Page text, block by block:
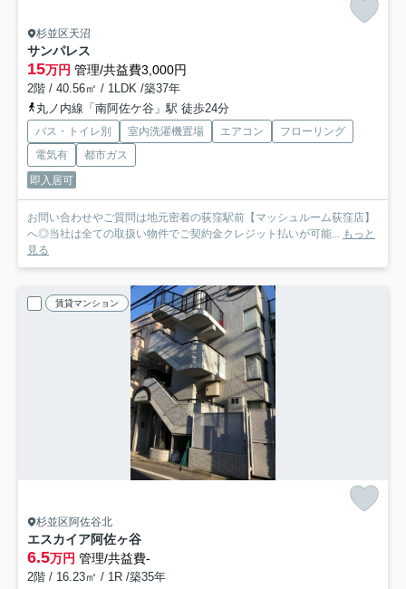
杉並区天沼
サンパレス
15万円 管理/共益費3,000円
2階 / 40.56㎡ / 1LDK /築37年
丸ノ内線「南阿佐ケ谷」駅 徒歩24分
バス・トイレ別 室内洗濯機置場 エアコン
フローリング
電気有
都市ガス
即入居可
お問い合わせやご質問は地元密着の荻窪駅前【マッシュルーム荻窪店】
へ◎当社は全ての取扱い物件でご契約金クレジット払いが可能... もっと
見る
賃貸マンション
杉並区阿佐谷北
エスカイア阿佐ヶ谷
6.5万円 管理/共益費-
2階 / 16.23㎡ / 1R /築35年